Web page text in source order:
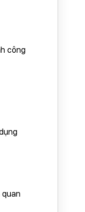
công